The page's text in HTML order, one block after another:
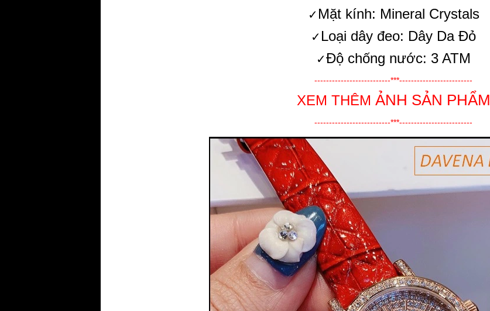
✓ Mặt kính: Mineral Crystals
✓ Loại dây đeo: Dây Da Đỏ
✓Độ chống nước: 3 ATM
--------------------------***-------------------------
XEM THÊM ẢNH SẢN PHẨM
--------------------------***-------------------------